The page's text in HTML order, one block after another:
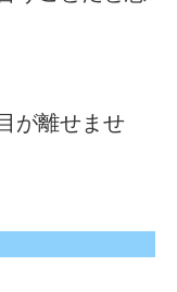
が離せませ